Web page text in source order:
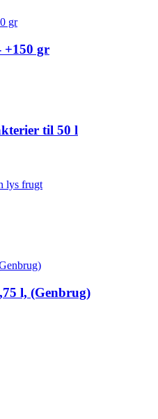
+150 gr
til 50 l
l, (Genbrug)